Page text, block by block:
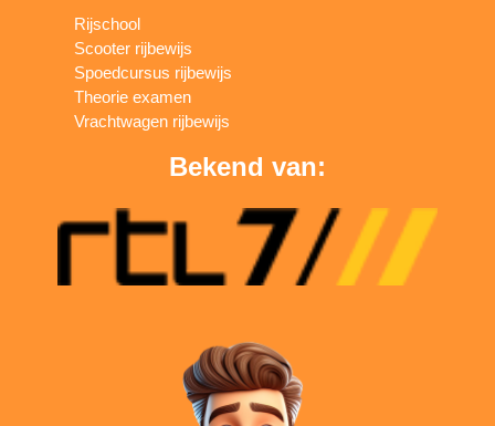
Rijschool
Scooter rijbewijs
Spoedcursus rijbewijs
Theorie examen
Vrachtwagen rijbewijs
Bekend van: